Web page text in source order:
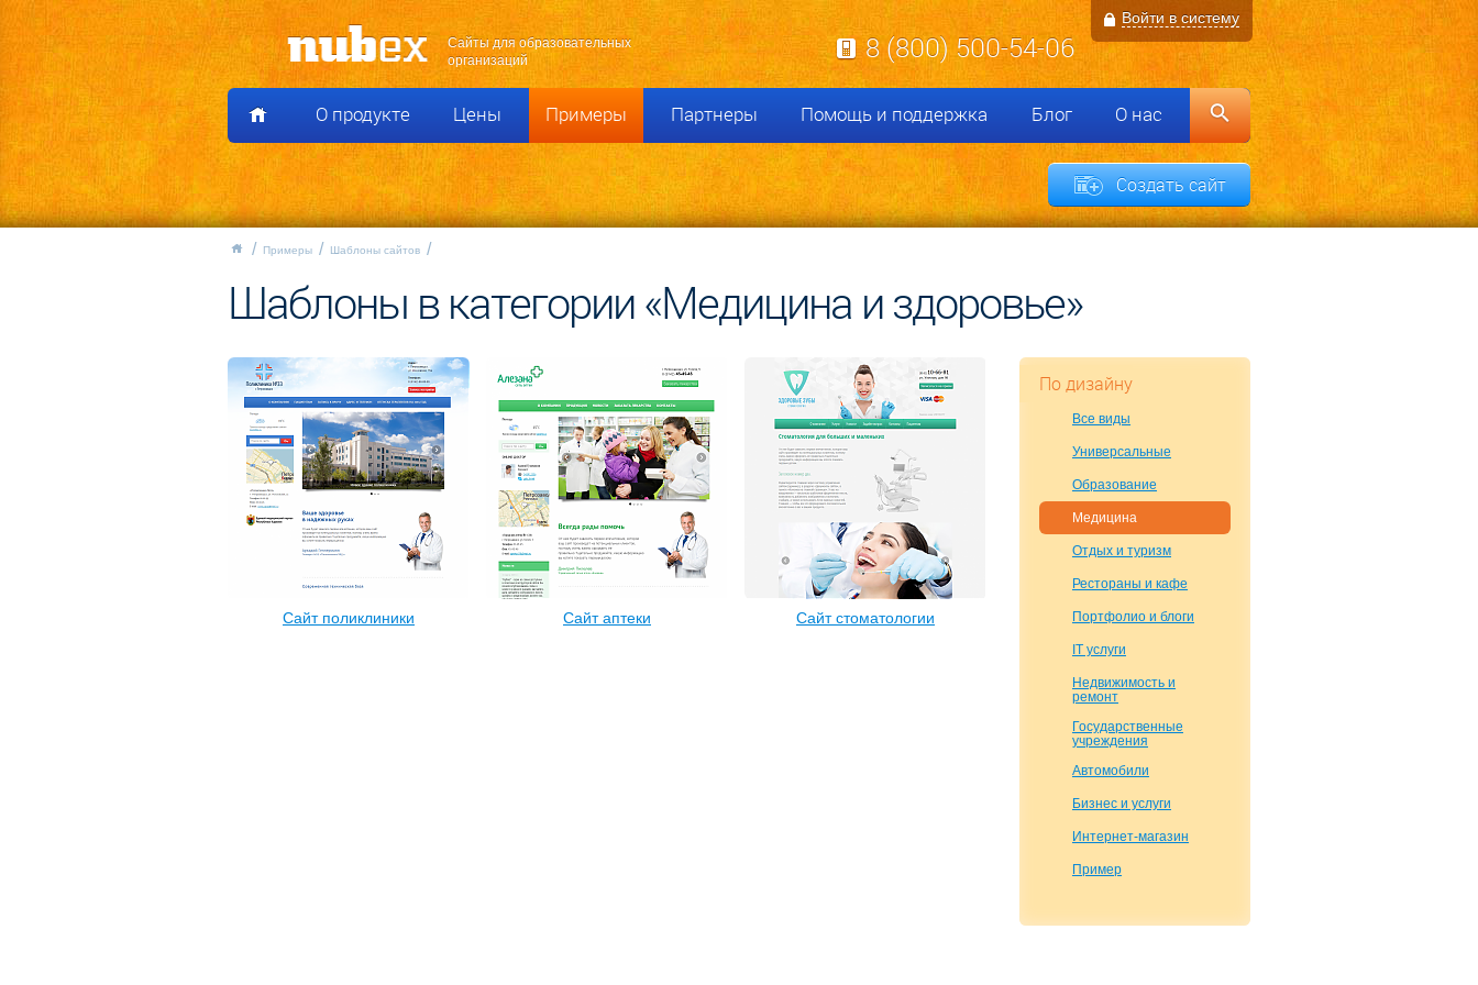
Сайты для образовательных
организаций
8 (800) 500-54-06
Войти в систему
О продукте Цены Примеры Партнеры Помощь и поддержка Блог О нас
Создать сайт
Примеры Шаблоны сайтов
Шаблоны в категории «Медицина и здоровье»
Cайт поликлиники Сайт аптеки Сайт стоматологии
По дизайну
Все виды
Универсальные
Образование
Медицина
Отдых и туризм
Рестораны и кафе
Портфолио и блоги
IT услуги
Недвижимость и
ремонт
Государственные
учреждения
Автомобили
Бизнес и услуги
Интернет-магазин
Пример